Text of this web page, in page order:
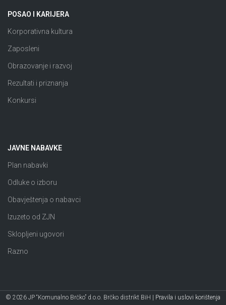
POSAO I KARIJERA
Korporativna kultura
Zaposleni
Obrazovanje i razvoj
Rezultati i priznanja
Konkursi
JAVNE NABAVKE
Plan nabavki
Odluke o izboru
Obavještenja o nabavci
Izuzeto od ZJN
Sklopljeni ugovori
Razno
© 2026 JP “Komunalno Brčko” d.o.o. Brčko distrikt BiH | Pravila i uslovi korištenja